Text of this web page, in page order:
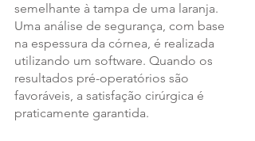
semelhante à tampa de uma laranja.
Uma análise de segurança, com base
na espessura da córnea, é realizada
utilizando um software. Quando os
resultados pré-operatórios são
favoráveis, a satisfação cirúrgica é
praticamente garantida.